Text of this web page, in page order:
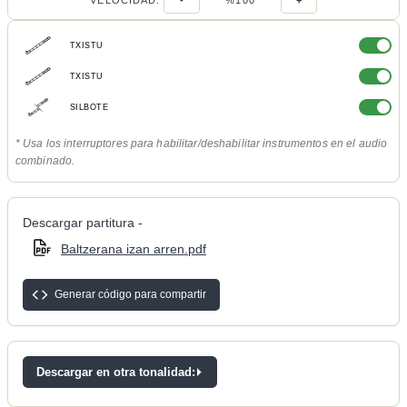
TXISTU
TXISTU
SILBOTE
* Usa los interruptores para habilitar/deshabilitar instrumentos en el audio
combinado.
Descargar partitura -
Baltzerana izan arren.pdf
Generar código para compartir
Descargar en otra tonalidad: